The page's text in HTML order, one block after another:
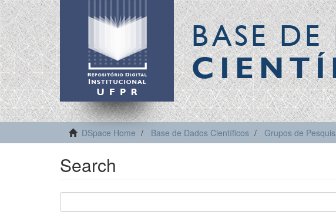
BASE
DSpace Home Base de Dados Científicos Grupos de
Search